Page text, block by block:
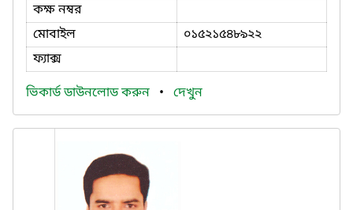
কক্ষ নম্বর
মোবাইল
০১৫২১৫৪৮৯২২
ফ্যাক্স
ভিকার্ড ডাউনলোড করুন • দেখুন